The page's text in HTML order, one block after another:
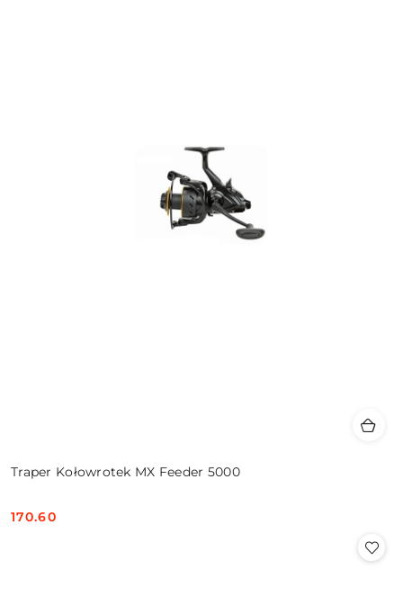
Traper Kołowrotek MX Feeder 5000
Cena:
170.60